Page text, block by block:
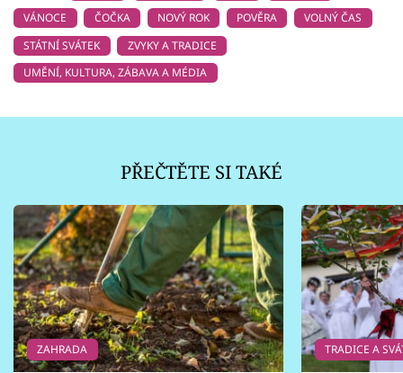
VÁNOCE
ČOČKA NOVÝ ROK POVĚRA
VOLNÝ ČAS
STÁTNÍ SVÁTEK
ZVYKY A TRADICE
UMĚNÍ, KULTURA, ZÁBAVA A MÉDIA
PŘEČTĚTE SI TAKÉ
ZAHRADA TRADICE A